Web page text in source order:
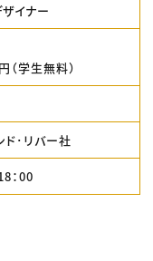
イナー
学生無料）
ド･リバー社
：00